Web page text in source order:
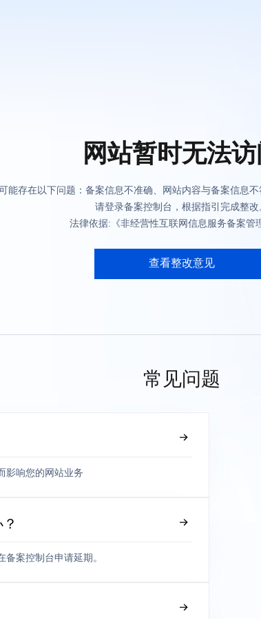
网站暂时无法访
能存在以下问题：备案信息不准确、网站内容与备案信息
请登录备案控制台，根据指引完成整改
法律依据:《非经营性互联网信息服务备案管
查看整改意见
常见问题
影响您的网站业务
案控制台申请延期。